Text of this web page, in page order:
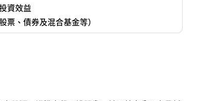
資效益
票、債券及混合基金等）